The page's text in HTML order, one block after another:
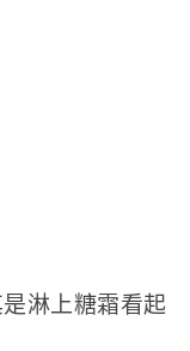
淋上糖霜看起